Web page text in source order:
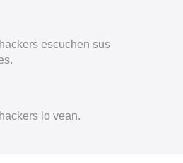
escuchen sus
lo vean.